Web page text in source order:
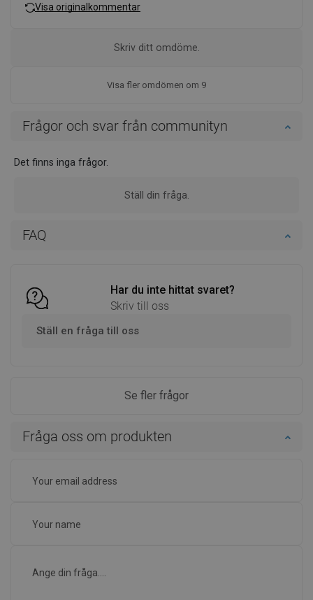
FAQ
Har du inte hittat svaret?
Skriv till oss
Ställ en fråga till oss
Se fler frågor
Visa originalkommentar
Visa fler omdömen om 9
Skriv ditt omdöme.
Frågor och svar från communityn
Det finns inga frågor.
Ställ din fråga.
Fråga oss om produkten